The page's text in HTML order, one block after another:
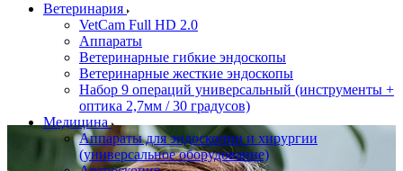
Ветеринария
VetCam Full HD 2.0
Аппараты
Ветеринарные гибкие эндоскопы
Ветеринарные жесткие эндоскопы
Набор 9 операций универсальный (инструменты +
оптика 2,7мм / 30 градусов)
Медицина
Аппараты для эндоскопии и хирургии
(универсальное оборудование)